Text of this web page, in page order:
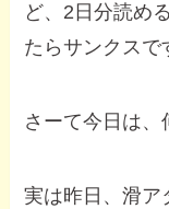
ど、2日分読め
たらサンクスで
さーて今日は、
実は昨日、滑ア